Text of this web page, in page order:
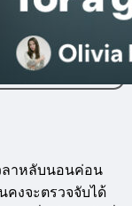
ลาหลับนอนค่อน
คงจะตรวจจับได้